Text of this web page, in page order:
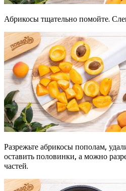
Абрикосы тщательно помойте.
Разрежьте абрикосы пополам,
оставить половинки, а можно
частей.